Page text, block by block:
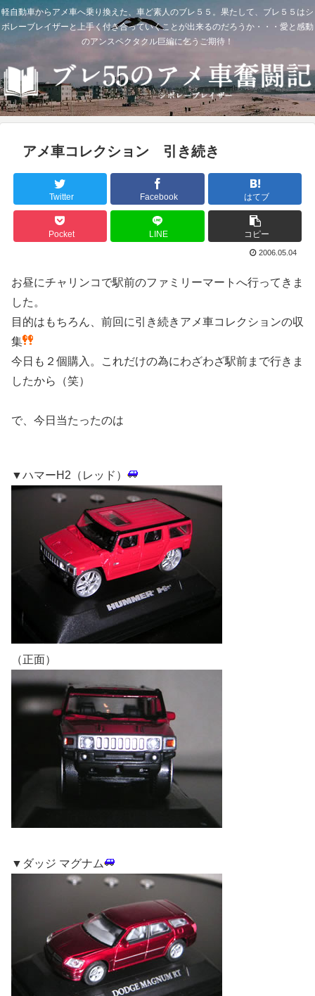
軽自動車からアメ車へ乗り換えた、車ど素人のブレ５５。果たして、ブレ５５はシ
ボレーブレイザーと上手く付き合っていくことが出来るのだろうか・・・愛と感動
のアンスペクタクル巨編に乞うご期待！
アメ車コレクション 引き続き
Twitter Facebook はてブ
Pocket LINE コピー
2006.05.04
お昼にチャリンコで駅前のファミリーマートへ行ってきま
した。
目的はもちろん、前回に引き続きアメ車コレクションの収
集
今日も２個購入。これだけの為にわざわざ駅前まで行きま
したから（笑）
で、今日当たったのは
▼ハマーH2（レッド）
（正面）
▼ダッジ マグナム